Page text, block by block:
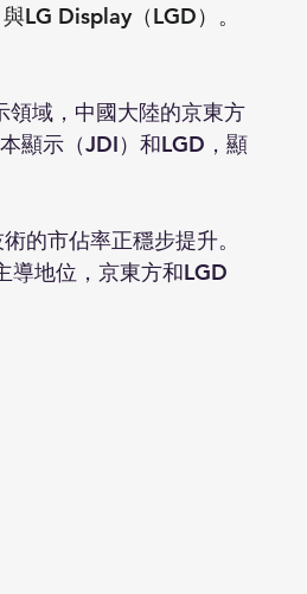
LG Display（LGD）。
領域，中國大陸的京東方
顯示（JDI）和LGD，顯
的市佔率正穩步提升。
導地位，京東方和LGD